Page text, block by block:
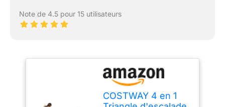
Note de 4.5 pour 15 utilisateurs
COSTWAY 4 en 1